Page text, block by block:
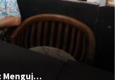
Menguj…